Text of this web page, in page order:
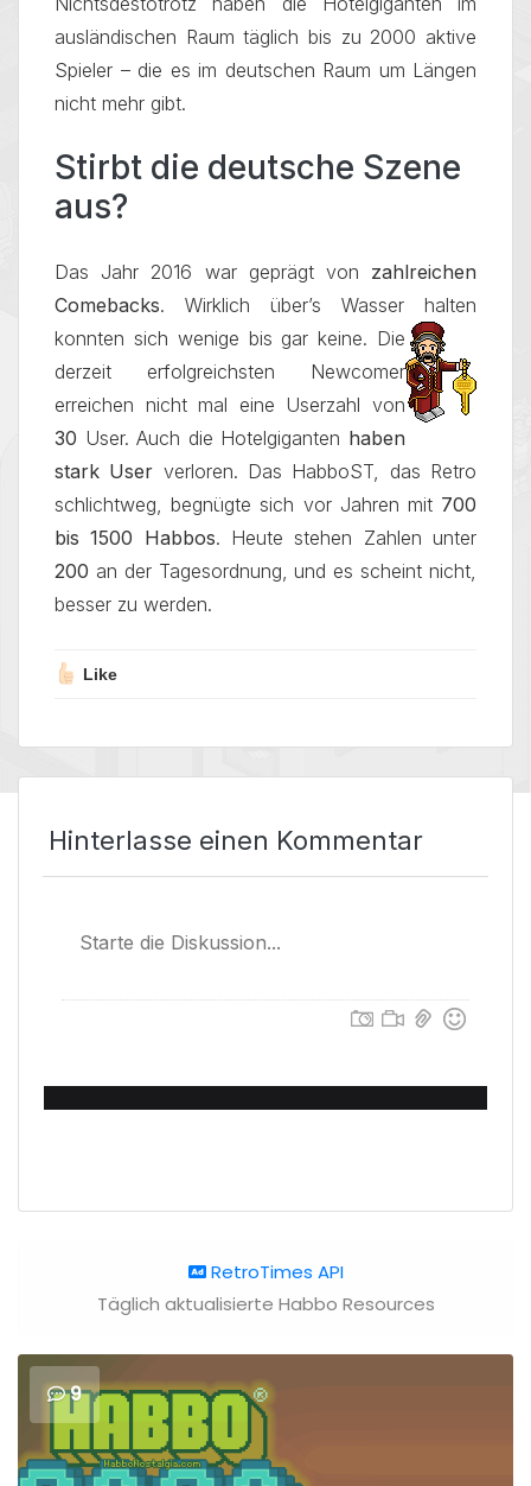
ausländischen Raum täglich bis zu 2000 aktive
Spieler – die es im deutschen Raum um Längen
nicht mehr gibt.
Stirbt die deutsche Szene
aus?
Das Jahr 2016 war geprägt von zahlreichen
Comebacks. Wirklich über’s Wasser halten
konnten sich wenige bis gar keine. Die
derzeit erfolgreichsten Newcomer
erreichen nicht mal eine Userzahl von
30 User. Auch die Hotelgiganten haben
stark User verloren. Das HabboST, das Retro
schlichtweg, begnügte sich vor Jahren mit700
bis 1500 Habbos. Heute stehen Zahlen unter
200 an der Tagesordnung, und es scheint nicht,
besser zu werden.
Like
Hinterlasse einen Kommentar
RetroTimes API
Täglich aktualisierte Habbo Resources
9